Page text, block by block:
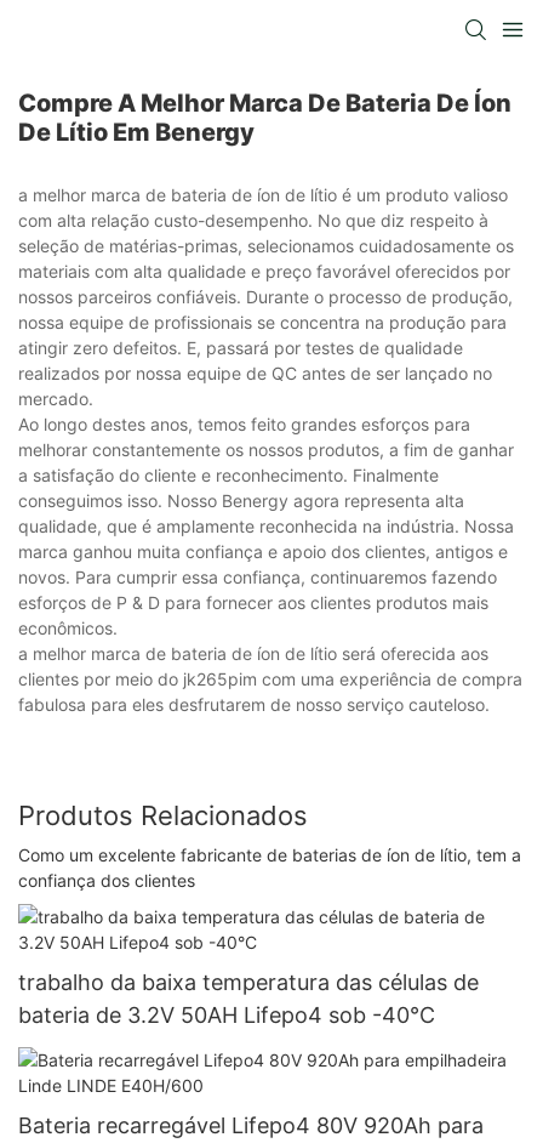
Compre A Melhor Marca De Bateria De Íon
De Lítio Em Benergy
a melhor marca de bateria de íon de lítio é um produto valioso
com alta relação custo-desempenho. No que diz respeito à
seleção de matérias-primas, selecionamos cuidadosamente os
materiais com alta qualidade e preço favorável oferecidos por
nossos parceiros confiáveis. Durante o processo de produção,
nossa equipe de profissionais se concentra na produção para
atingir zero defeitos. E, passará por testes de qualidade
realizados por nossa equipe de QC antes de ser lançado no
mercado.
Ao longo destes anos, temos feito grandes esforços para
melhorar constantemente os nossos produtos, a fim de ganhar
a satisfação do cliente e reconhecimento. Finalmente
conseguimos isso. Nosso Benergy agora representa alta
qualidade, que é amplamente reconhecida na indústria. Nossa
marca ganhou muita confiança e apoio dos clientes, antigos e
novos. Para cumprir essa confiança, continuaremos fazendo
esforços de P & D para fornecer aos clientes produtos mais
econômicos.
a melhor marca de bateria de íon de lítio será oferecida aos
clientes por meio do jk265pim com uma experiência de compra
fabulosa para eles desfrutarem de nosso serviço cauteloso.
Produtos Relacionados
Como um excelente fabricante de baterias de íon de lítio, tem a
confiança dos clientes
trabalho da baixa temperatura das células de
bateria de 3.2V 50AH Lifepo4 sob -40°C
Bateria recarregável Lifepo4 80V 920Ah para